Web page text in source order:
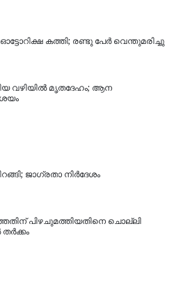
കത്തി; രണ്ടു പേര്‍ വെന്തുമരിച്ചു
വഴിയിൽ മൃതദേഹം; ആന
ജാഗ്രതാ നിര്‍ദേശം
പിഴചുമത്തിയതിനെ ചൊല്ലി